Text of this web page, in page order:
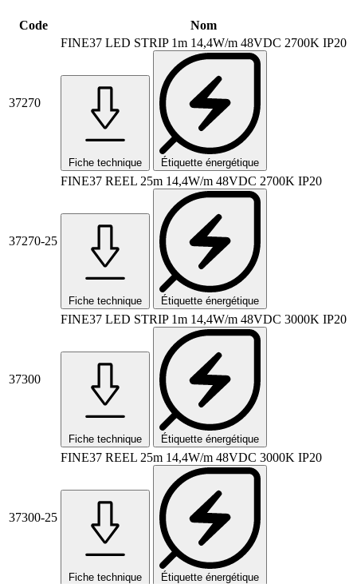
Code Nom
37270
FINE37 LED STRIP 1m 14,4W/m 48VDC 2700K IP20
Fiche technique Étiquette énergétique
37270-25
FINE37 REEL 25m 14,4W/m 48VDC 2700K IP20
Fiche technique Étiquette énergétique
37300
FINE37 LED STRIP 1m 14,4W/m 48VDC 3000K IP20
Fiche technique Étiquette énergétique
37300-25
FINE37 REEL 25m 14,4W/m 48VDC 3000K IP20
Fiche technique Étiquette énergétique